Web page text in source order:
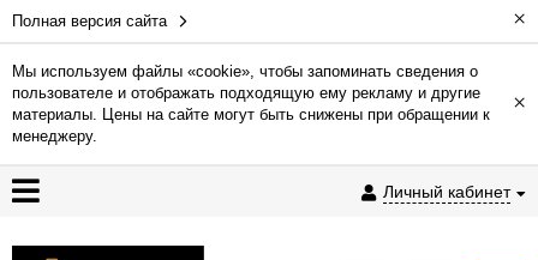
Полная версия сайта ×
Мы используем файлы «cookie», чтобы запоминать сведения о
пользователе и отображать подходящую ему рекламу и другие
материалы. Цены на сайте могут быть снижены при обращении к
менеджеру.
×
Личный кабинет
Гарантия
Доставка
и